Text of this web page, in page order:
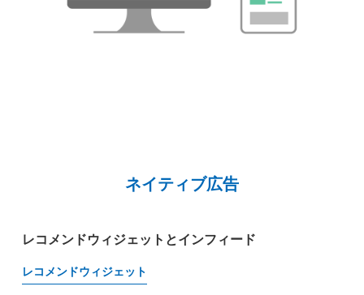
ネイティブ広告
レコメンドウィジェットとインフィード
レコメンドウィジェット